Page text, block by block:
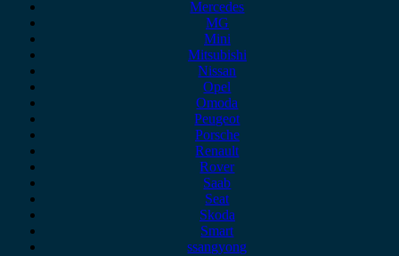
Mercedes
MG
Mini
Mitsubishi
Nissan
Opel
Omoda
Peugeot
Porsche
Renault
Rover
Saab
Seat
Skoda
Smart
ssangyong